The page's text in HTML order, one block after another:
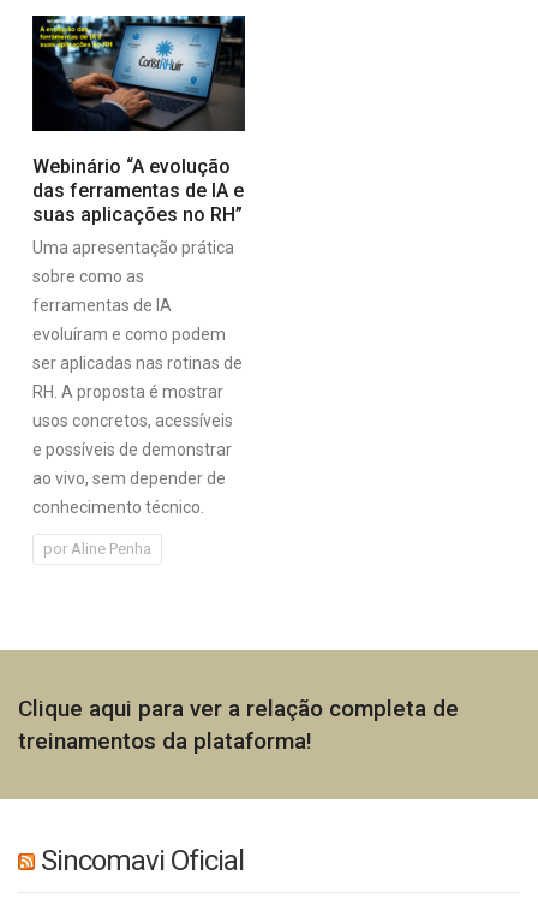
Webinário “A evolução
das ferramentas de IA e
suas aplicações no RH”
Uma apresentação prática
sobre como as
ferramentas de IA
evoluíram e como podem
ser aplicadas nas rotinas de
RH. A proposta é mostrar
usos concretos, acessíveis
e possíveis de demonstrar
ao vivo, sem depender de
conhecimento técnico.
por Aline Penha
Clique aqui para ver a relação completa de
treinamentos da plataforma!
Sincomavi Oficial